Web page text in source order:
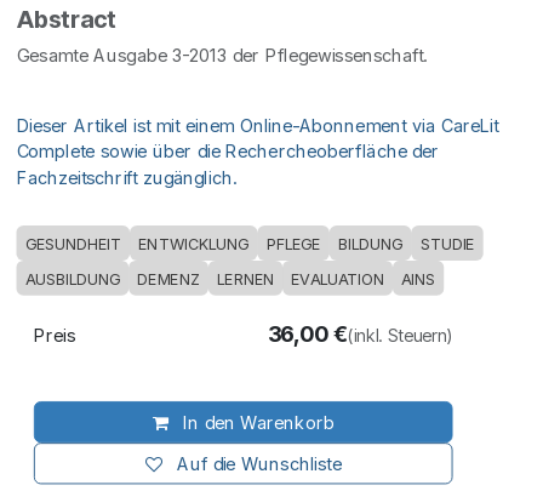
Abstract
Gesamte Ausgabe 3-2013 der Pflegewissenschaft.
Dieser Artikel ist mit einem Online-Abonnement via CareLit
Complete sowie über die Rechercheoberfläche der
Fachzeitschrift zugänglich.
GESUNDHEIT ENTWICKLUNG PFLEGE BILDUNG STUDIE
AUSBILDUNG DEMENZ LERNEN EVALUATION AINS
In den Warenkorb
Auf die Wunschliste
Preis 36,00€(inkl. Steuern)